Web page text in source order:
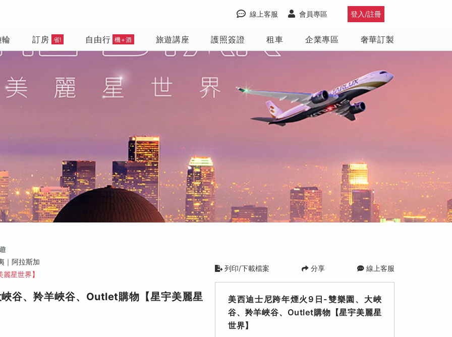
登入/註冊
會員專區
線上客服
訂房 省! 自由行 機+酒 旅遊講座 護照簽證 租車 企業專區 奢華訂製
｜阿拉斯加
星世界】
谷、羚羊峽谷、Outlet購物【星宇美麗星
列印/下載檔案 分享 線上客服
美西迪士尼跨年煙火9日-雙樂園、大峽
谷、羚羊峽谷、Outlet購物【星宇美麗星
世界】